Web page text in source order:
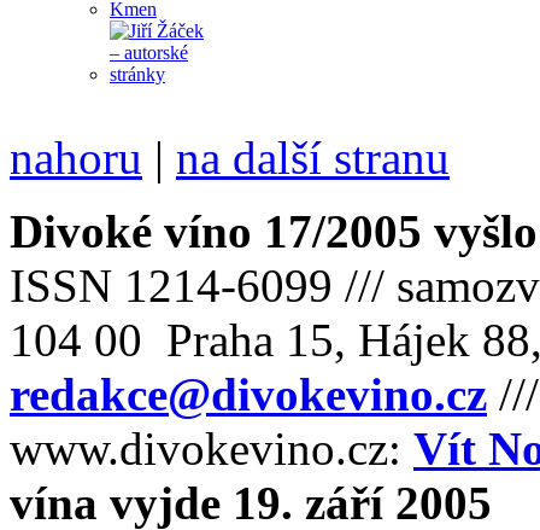
nahoru | na další stranu
Divoké víno 17/2005
ISSN 1214-6099 ///
104 00 Praha 15, Hájek
redakce@divokevino.cz
www.divokevino.cz: Vít
vína vyjde 19. září 2005